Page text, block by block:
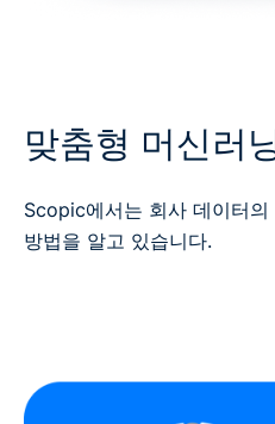
맞춤형 머신러
Scopic에서는 회사 데이터
방법을 알고 있습니다.